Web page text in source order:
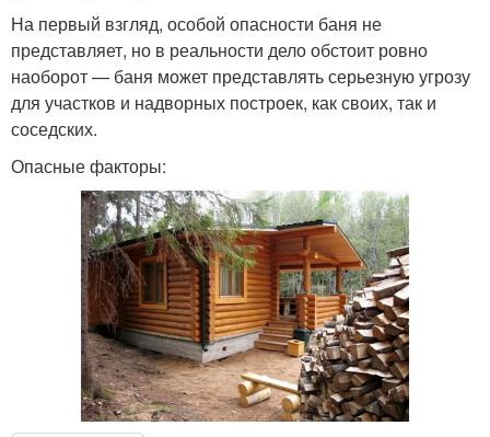
На первый взгляд, особой опасности баня не
представляет, но в реальности дело обстоит ровно
наоборот — баня может представлять серьезную угрозу
для участков и надворных построек, как своих, так и
соседских.
Опасные факторы: